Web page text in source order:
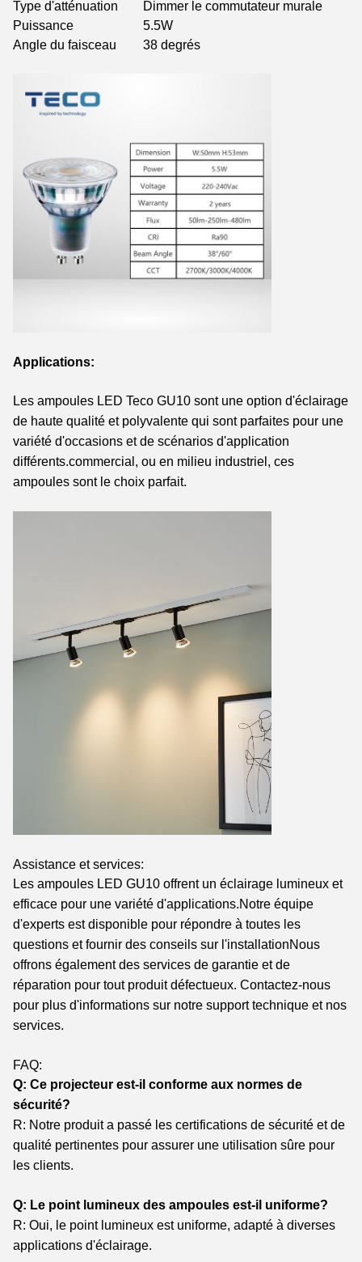
Type d'atténuation
Dimmer le commutateur murale
Puissance
5.5W
Angle du faisceau
38 degrés
Applications:
Les ampoules LED Teco GU10 sont une option d'éclairage
de haute qualité et polyvalente qui sont parfaites pour une
variété d'occasions et de scénarios d'application
différents.commercial, ou en milieu industriel, ces
ampoules sont le choix parfait.
Assistance et services:
Les ampoules LED GU10 offrent un éclairage lumineux et
efficace pour une variété d'applications.Notre équipe
d'experts est disponible pour répondre à toutes les
questions et fournir des conseils sur l'installationNous
offrons également des services de garantie et de
réparation pour tout produit défectueux. Contactez-nous
pour plus d'informations sur notre support technique et nos
services.
FAQ:
Q: Ce projecteur est-il conforme aux normes de
sécurité?
R: Notre produit a passé les certifications de sécurité et de
qualité pertinentes pour assurer une utilisation sûre pour
les clients.
Q: Le point lumineux des ampoules est-il uniforme?
R: Oui, le point lumineux est uniforme, adapté à diverses
applications d'éclairage.